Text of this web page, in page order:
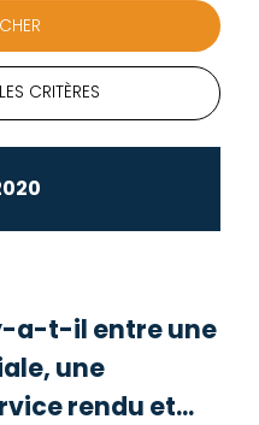
CRITÈRES
a-t-il entre une
une
rendu et...